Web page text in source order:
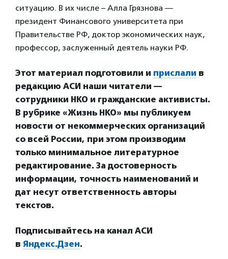
ситуацию. В их числе – Алла Грязнова —
президент Финансового университета при
Правительстве РФ, доктор экономических наук,
профессор, заслуженный деятель науки РФ.
Этот материал подготовили и прислали в
редакцию АСИ наши читатели —
сотрудники НКО и гражданские активисты.
В рубрике «Жизнь НКО» мы публикуем
новости от некоммерческих организаций
со всей России, при этом производим
только минимальное литературное
редактирование. За достоверность
информации, точность наименований и
дат несут ответственность авторы
текстов.
Подписывайтесь на канал АСИ
в Яндекс.Дзен.